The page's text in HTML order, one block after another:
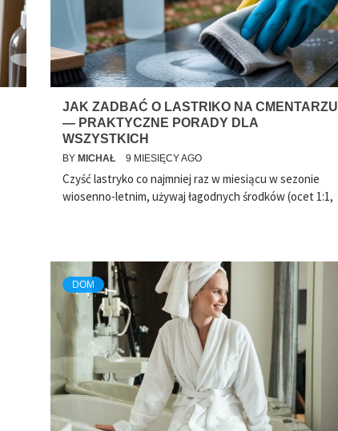
JAK ZADBAĆ O LASTRIKO NA CMENTARZU
— PRAKTYCZNE PORADY DLA
WSZYSTKICH
BY MICHAŁ 9 MIESIĘCY AGO
Czyść lastryko co najmniej raz w miesiącu w sezonie
wiosenno-letnim, używaj łagodnych środków (ocet 1:1,
DOM